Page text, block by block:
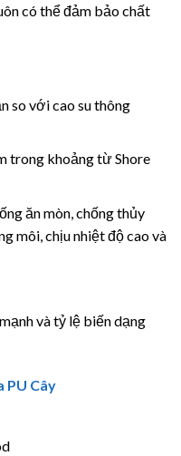
có thể đảm bảo chất
so với cao su thông
trong khoảng từ Shore
ăn mòn, chống thủy
môi, chịu nhiệt độ cao và
và tỷ lệ biến dạng
PU Cây